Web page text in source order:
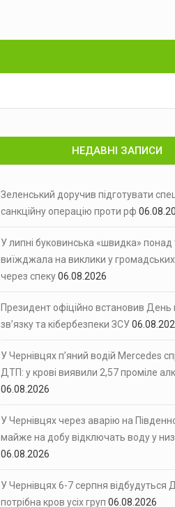
НЕДАВНІ ЗАПИСИ
Зеленський доручив підготувати
санкційну операцію проти рф
У липні буковинська «швидка» понад
виїжджала на виклики у
через спеку06.08.2026
Президент офіційно встановив День
зв’язку та кібербезпеки ЗСУ
У Чернівцях п’яний водій Mercedes
ДТП: у крові виявили 2,57 проміле
06.08.2026
У Чернівцях через аварію на
майже на добу відключать воду у
06.08.2026
У Чернівцях 6-7 серпня відбудуться
потрібна кров усіх груп 06.08.2026